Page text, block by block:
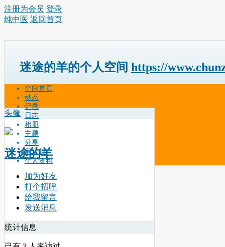
注册为会员 登录
纯中医 返回首页
迷途的羊的个人空间 https://
空间首页
动态
记录
日志
相册
主题
分享
留言板
个人资料
头像
迷途的羊
加为好友
打个招呼
给我留言
发送消息
统计信息